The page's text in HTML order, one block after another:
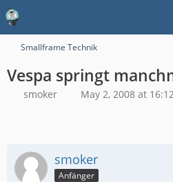
Smallframe Technik
Vespa springt
smoker May 2, 2008 at
smoker
Anfänger